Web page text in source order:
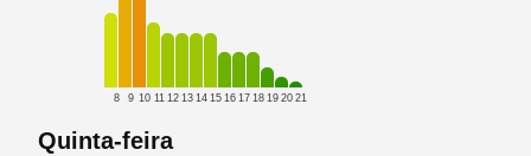
8 9 10 11 12 13 14 15 16 17 18 19 20 21
Quinta-feira